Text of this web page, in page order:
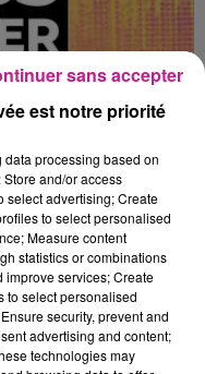
travaux afférents à sa
notamment :
le
la vérification des
les livraisons (à titre
est notre priorité
processing based on
and/or access
select advertising; Create
to select personalised
Measure content
statistics or combinations
improve services; Create
to select personalised
security, prevent and
advertising and content;
technologies may
sans accepter